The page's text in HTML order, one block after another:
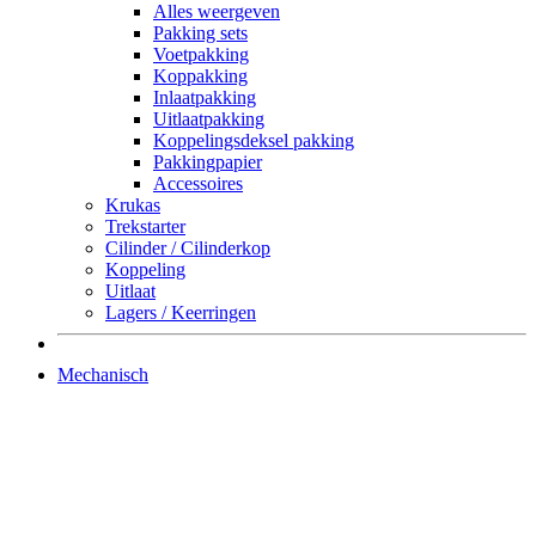
Alles weergeven
Pakking sets
Voetpakking
Koppakking
Inlaatpakking
Uitlaatpakking
Koppelingsdeksel pakking
Pakkingpapier
Accessoires
Krukas
Trekstarter
Cilinder / Cilinderkop
Koppeling
Uitlaat
Lagers / Keerringen
Mechanisch